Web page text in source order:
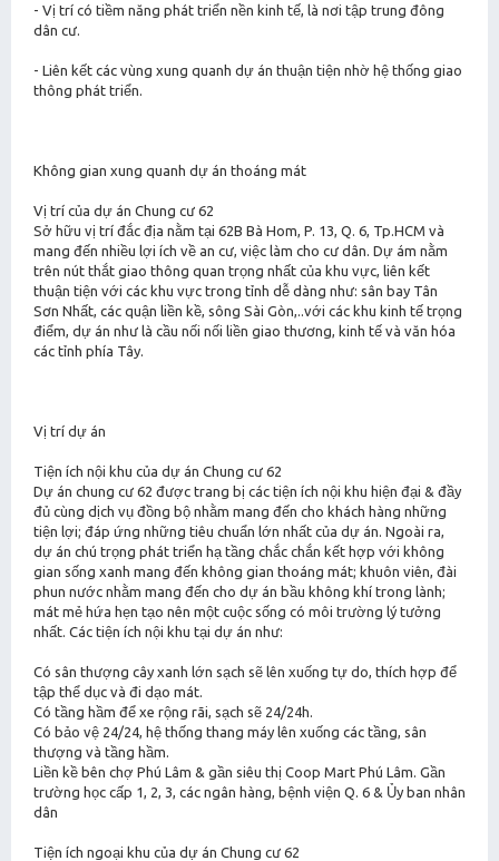
- Vị trí có tiềm năng phát triển nền kinh tế, là nơi tập trung đông
dân cư.
- Liên kết các vùng xung quanh dự án thuận tiện nhờ hệ thống giao
thông phát triển.
Không gian xung quanh dự án thoáng mát
Vị trí của dự án Chung cư 62
Sở hữu vị trí đắc địa nằm tại 62B Bà Hom, P. 13, Q. 6, Tp.HCM và
mang đến nhiều lợi ích về an cư, việc làm cho cư dân. Dự ám nằm
trên nút thắt giao thông quan trọng nhất của khu vực, liên kết
thuận tiện với các khu vực trong tỉnh dễ dàng như: sân bay Tân
Sơn Nhất, các quận liền kề, sông Sài Gòn,..với các khu kinh tế trọng
điểm, dự án như là cầu nối nối liền giao thương, kinh tế và văn hóa
các tỉnh phía Tây.
Vị trí dự án
Tiện ích nội khu của dự án Chung cư 62
Dự án chung cư 62 được trang bị các tiện ích nội khu hiện đại & đầy
đủ cùng dịch vụ đồng bộ nhằm mang đến cho khách hàng những
tiện lợi; đáp ứng những tiêu chuẩn lớn nhất của dự án. Ngoài ra,
dự án chú trọng phát triển hạ tầng chắc chắn kết hợp với không
gian sống xanh mang đến không gian thoáng mát; khuôn viên, đài
phun nước nhằm mang đến cho dự án bầu không khí trong lành;
mát mẻ hứa hẹn tạo nên một cuộc sống có môi trường lý tưởng
nhất. Các tiện ích nội khu tại dự án như:
Có sân thượng cây xanh lớn sạch sẽ lên xuống tự do, thích hợp để
tập thể dục và đi dạo mát.
Có tầng hầm để xe rộng rãi, sạch sẽ 24/24h.
Có bảo vệ 24/24, hệ thống thang máy lên xuống các tầng, sân
thượng và tầng hầm.
Liền kề bên chợ Phú Lâm & gần siêu thị Coop Mart Phú Lâm. Gần
trường học cấp 1, 2, 3, các ngân hàng, bệnh viện Q. 6 & Ủy ban nhân
dân
Tiện ích ngoại khu của dự án Chung cư 62